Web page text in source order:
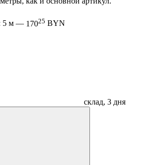
5 м — 17025 BYN
склад, 3 дня